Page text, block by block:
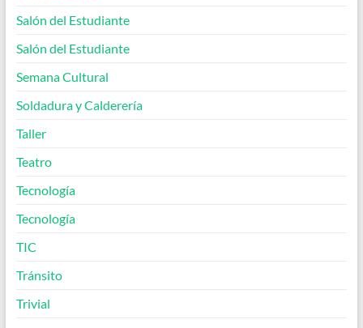
Salón del Estudiante
Salón del Estudiante
Semana Cultural
Soldadura y Calderería
Taller
Teatro
Tecnología
Tecnología
TIC
Tránsito
Trivial